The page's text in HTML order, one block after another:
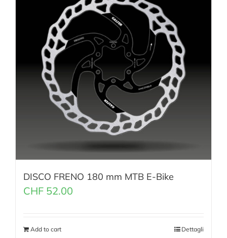
DISCO FRENO 180 mm MTB E-Bike
CHF 52.00
Add to cart Dettagli